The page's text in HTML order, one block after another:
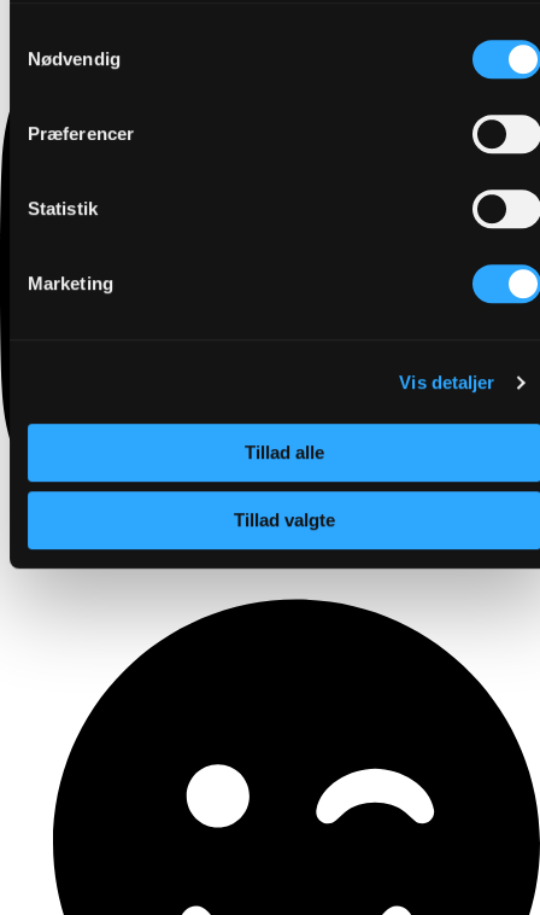
Nødvendig
Præferencer
Statistik
Marketing
Vis detaljer
Tillad alle
Tillad valgte